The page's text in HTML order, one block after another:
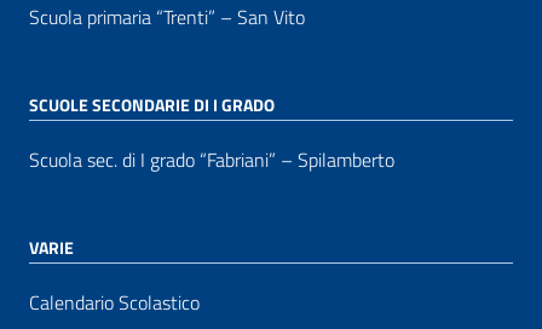
Scuola primaria “Trenti” – San Vito
SCUOLE SECONDARIE DI I GRADO
Scuola sec. di I grado “Fabriani” – Spilamberto
VARIE
Calendario Scolastico